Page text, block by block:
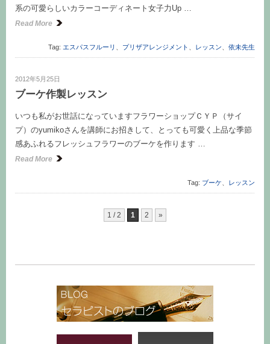
系の可愛らしいカラーコーディネート女子力Up …
Read More
Tag: エスパスフルーリ プリザアレンジメント レッスン 依未先生
2012年5月25日
ブーケ作製レッスン
いつも私がお世話になっていますフラワーショップＣＹＰ（サイ
プ）のyumikoさんを講師にお招きして、とっても可愛く上品な季節
感あふれるフレッシュフラワーのブーケを作ります …
Read More
Tag: ブーケ、 レッスン
1 / 2 1 2 »